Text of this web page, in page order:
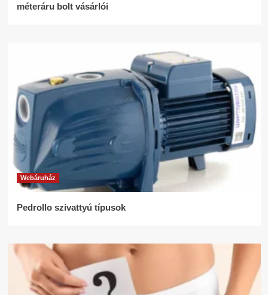
méteráru bolt vásárlói
Webáruház
Pedrollo szivattyú típusok